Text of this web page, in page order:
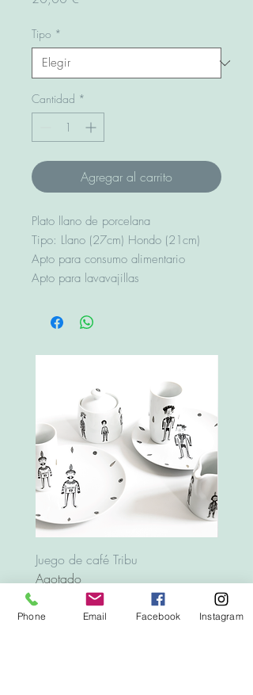
Tipo *
Cantidad *
Agregar al carrito
Plato llano de porcelana
Tipo: Llano (27cm) Hondo (21cm)
Apto para consumo alimentario
Apto para lavavajillas
Juego de café Tribu
Agotado
Precio
12,00
Phone Email Facebook Instagram